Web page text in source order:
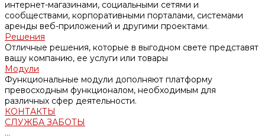
интернет-магазинами, социальными сетями и
сообществами, корпоративными порталами, системами
аренды веб-приложений и другими проектами.
Решения
Отличные решения, которые в выгодном свете представят
вашу компанию, ее услуги или товары
Модули
Функциональные модули дополняют платформу
превосходным функционалом, необходимым для
различных сфер деятельности.
КОНТАКТЫ
СЛУЖБА ЗАБОТЫ
...